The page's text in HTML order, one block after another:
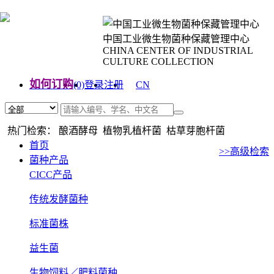
中国工业微生物菌种保藏管理中心
CHINA CENTER OF INDUSTRIAL
CULTURE COLLECTION
如何订购(0)登录注册
CN
热门检索： 酿酒酵母 植物乳植杆菌 枯草芽胞杆菌
>>高级检索
首页
菌种产品
CICC产品
传统发酵菌种
标准菌株
益生菌